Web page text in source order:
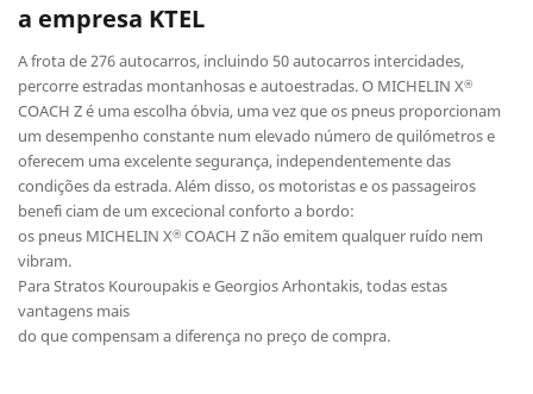
a empresa KTEL
A frota de 276 autocarros, incluindo 50 autocarros intercidades,
percorre estradas montanhosas e autoestradas. O MICHELIN X®
COACH Z é uma escolha óbvia, uma vez que os pneus proporcionam
um desempenho constante num elevado número de quilómetros e
oferecem uma excelente segurança, independentemente das
condições da estrada. Além disso, os motoristas e os passageiros
benefi ciam de um excecional conforto a bordo:
os pneus MICHELIN X® COACH Z não emitem qualquer ruído nem
vibram.
Para Stratos Kouroupakis e Georgios Arhontakis, todas estas
vantagens mais
do que compensam a diferença no preço de compra.